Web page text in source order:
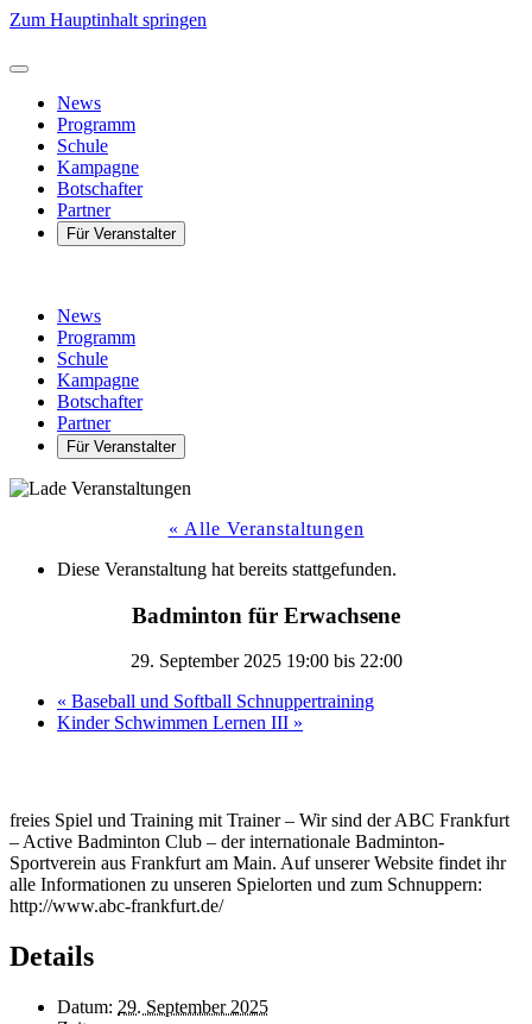
Zum Hauptinhalt springen
News
Programm
Schule
Kampagne
Botschafter
Partner
Für Veranstalter
News
Programm
Schule
Kampagne
Botschafter
Partner
Für Veranstalter
« Alle Veranstaltungen
Diese Veranstaltung hat bereits stattgefunden.
Badminton für Erwachsene
29. September 2025 19:00bis 22:00
« Baseball und Softball Schnuppertraining
Kinder Schwimmen Lernen III »
freies Spiel und Training mit Trainer – Wir sind der ABC Frankfurt
– Active Badminton Club – der internationale Badminton-
Sportverein aus Frankfurt am Main. Auf unserer Website findet ihr
alle Informationen zu unseren Spielorten und zum Schnuppern:
http://www.abc-frankfurt.de/
Details
Datum: 29. September 2025